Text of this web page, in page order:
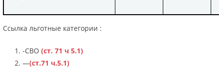
Ссылка льготные категории :
-СВО (ст. 71 ч 5.1)
—(ст.71 ч.5.1)